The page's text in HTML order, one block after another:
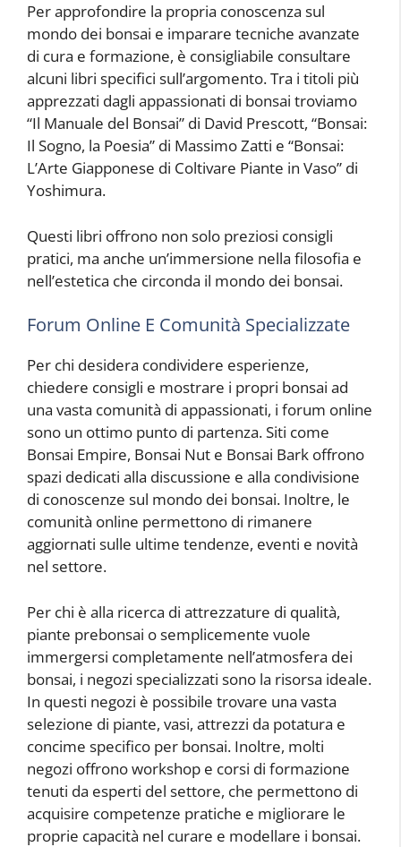
Per approfondire la propria conoscenza sul
mondo dei bonsai e imparare tecniche avanzate
di cura e formazione, è consigliabile consultare
alcuni libri specifici sull’argomento. Tra i titoli più
apprezzati dagli appassionati di bonsai troviamo
“Il Manuale del Bonsai” di David Prescott, “Bonsai:
Il Sogno, la Poesia” di Massimo Zatti e “Bonsai:
L’Arte Giapponese di Coltivare Piante in Vaso” di
Yoshimura.
Questi libri offrono non solo preziosi consigli
pratici, ma anche un’immersione nella filosofia e
nell’estetica che circonda il mondo dei bonsai.
Forum Online E Comunità Specializzate
Per chi desidera condividere esperienze,
chiedere consigli e mostrare i propri bonsai ad
una vasta comunità di appassionati, i forum online
sono un ottimo punto di partenza. Siti come
Bonsai Empire, Bonsai Nut e Bonsai Bark offrono
spazi dedicati alla discussione e alla condivisione
di conoscenze sul mondo dei bonsai. Inoltre, le
comunità online permettono di rimanere
aggiornati sulle ultime tendenze, eventi e novità
nel settore.
Per chi è alla ricerca di attrezzature di qualità,
piante prebonsai o semplicemente vuole
immergersi completamente nell’atmosfera dei
bonsai, i negozi specializzati sono la risorsa ideale.
In questi negozi è possibile trovare una vasta
selezione di piante, vasi, attrezzi da potatura e
concime specifico per bonsai. Inoltre, molti
negozi offrono workshop e corsi di formazione
tenuti da esperti del settore, che permettono di
acquisire competenze pratiche e migliorare le
proprie capacità nel curare e modellare i bonsai.